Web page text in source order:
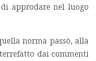
approdare nel luogo
norma passò, alla
dai commenti